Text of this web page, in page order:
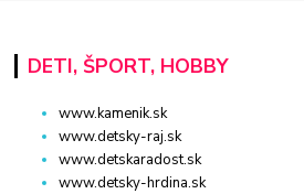
DETI, ŠPORT, HOBBY
www.kamenik.sk
www.detsky-raj.sk
www.detskaradost.sk
www.detsky-hrdina.sk